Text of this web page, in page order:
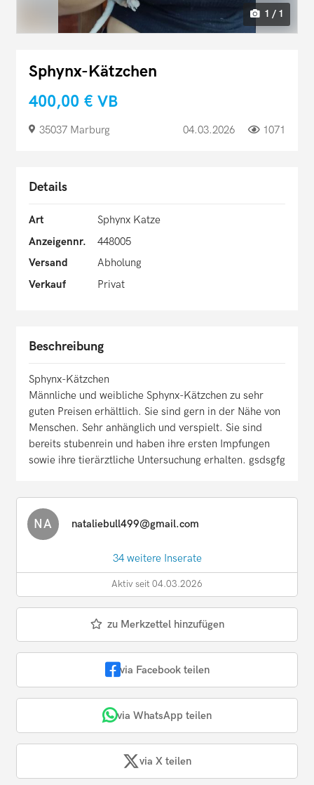
1 / 1
Sphynx-Kätzchen
400,00 € VB
35037 Marburg 04.03.2026 1071
Details
Art
Sphynx Katze
Anzeigennr.
448005
Versand
Abholung
Verkauf
Privat
Beschreibung
Sphynx-Kätzchen
Männliche und weibliche Sphynx-Kätzchen zu sehr
guten Preisen erhältlich. Sie sind gern in der Nähe von
Menschen. Sehr anhänglich und verspielt. Sie sind
bereits stubenrein und haben ihre ersten Impfungen
sowie ihre tierärztliche Untersuchung erhalten. gsdsgfg
NA nataliebull499@gmail.com
34 weitere Inserate
Aktiv seit 04.03.2026
zu Merkzettel hinzufügen
via Facebook teilen
via WhatsApp teilen
via X teilen